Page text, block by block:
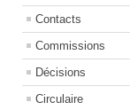
Contacts
Commissions
Décisions
Circulaire